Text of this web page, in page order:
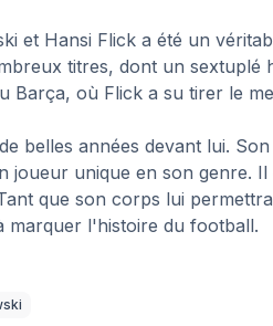
et Hansi Flick a été un
titres, dont un sextuplé
Barça, où Flick a su tirer le
belles années devant lui.
joueur unique en son genre.
que son corps lui
marquer l'histoire du football.